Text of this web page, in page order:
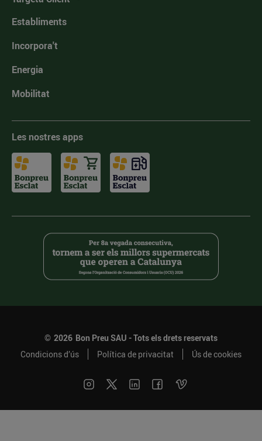
Establiments
Incorpora't
Energia
Mobilitat
Les nostres apps
© 2026 Bon Preu SAU - Tots els drets reservats
Condicions d’ús
Política de privacitat Ús de cookies